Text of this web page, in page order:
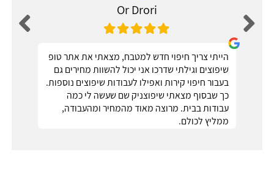
Or Drori
הייתי צריך חיפוי חדש למטבח, מצאתי את אתר טופ
שיפוצים וגילתי שדרכו אני יכול להשוות מחירים גם
בעבור חיפוי קירות ואפילו לעבודות שיפוצים נוספות.
כך שבסוף מצאתי שיפוצניק שם שעשה לי כמה
עבודות בבית. מרוצה מאוד מהמחיר ומהעבודה,
ממליץ לכולם.